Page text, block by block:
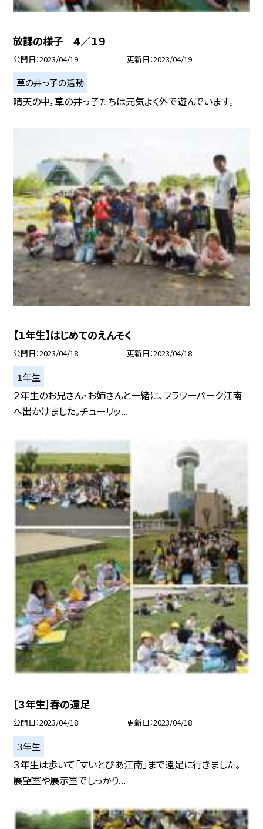
放課の様子 ４／１９
公開日 2023/04/19 更新日 2023/04/19
草の井っ子の活動
晴天の中，草の井っ子たちは元気よく外で遊んでいます。
【１年生】はじめてのえんそく
公開日 2023/04/18 更新日 2023/04/18
１年生
２年生のお兄さん・お姉さんと一緒に、フラワーパーク江南
へ出かけました。チューリッ...
［３年生］春の遠足
公開日 2023/04/18 更新日 2023/04/18
３年生
３年生は歩いて「すいとぴあ江南」まで遠足に行きました。
展望室や展示室でしっかり...